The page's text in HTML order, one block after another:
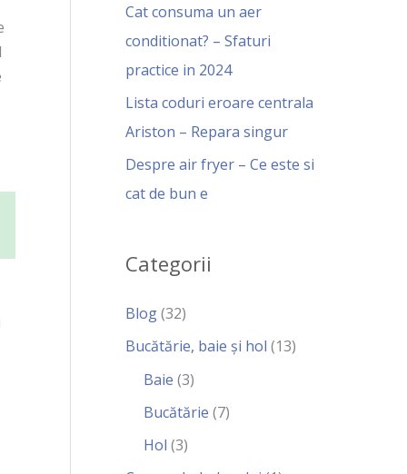
Cat consuma un aer
conditionat? – Sfaturi
practice in 2024
Lista coduri eroare centrala
Ariston – Repara singur
Despre air fryer – Ce este si
cat de bun e
Categorii
Blog(32)
Bucătărie, baie și hol (13)
Baie (3)
Bucătărie (7)
Hol (3)